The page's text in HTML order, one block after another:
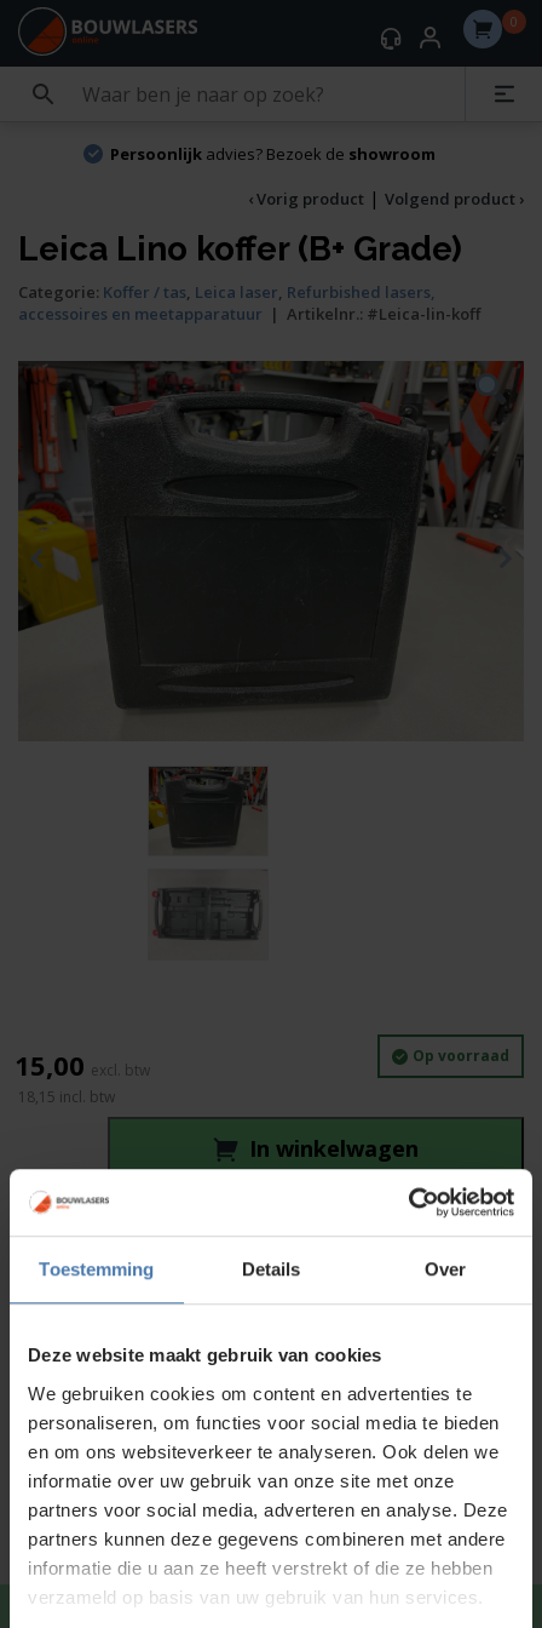
Toestemming Details Over
Deze website maakt gebruik van cookies
We gebruiken cookies om content en advertenties te
personaliseren, om functies voor social media te bieden
en om ons websiteverkeer te analyseren. Ook delen we
informatie over uw gebruik van onze site met onze
partners voor social media, adverteren en analyse. Deze
partners kunnen deze gegevens combineren met andere
informatie die u aan ze heeft verstrekt of die ze hebben
verzameld op basis van uw gebruik van hun services.
0
Persoonlijkadvies? Bezoek de showroom
‹ Vorig product | Volgend product ›
Leica Lino koffer (B+ Grade)
Categorie: Koffer / tas, Leica laser, Refurbished lasers,
accessoires en meetapparatuur | Artikelnr.: #Leica-lin-koff
Op voorraad
Leica
Lino
koffer
Grade)
aantal
18,15 incl. btw
In winkelwagen
15,00
Gratis
Voor 15:00 besteld is
dezelfde dag
Productinformatie
Specificaties
Service en kalibratie